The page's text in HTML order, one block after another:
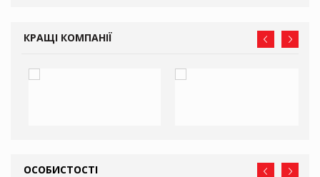
КРАЩІ КОМПАНІЇ
ОСОБИСТОСТІ